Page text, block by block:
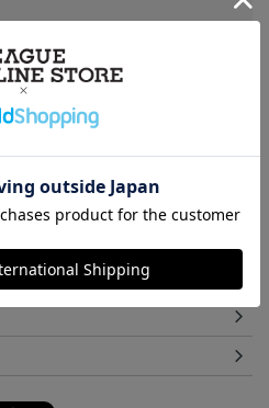
のモニターおよびスマートフォン
により、実際の商品の色と異なっ
らかじめご了承ください。
ケージやデザインなどの仕様が予
ます。